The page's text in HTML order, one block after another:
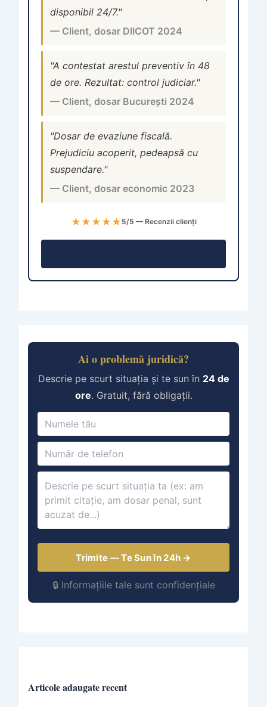
disponibil 24/7."
— Client, dosar DIICOT 2024
"A contestat arestul preventiv în 48
de ore. Rezultat: control judiciar."
— Client, dosar București 2024
"Dosar de evaziune fiscală.
Prejudiciu acoperit, pedeapsă cu
suspendare."
— Client, dosar economic 2023
★★★★★ 5/5 — Recenzii clienți
Ai o problemă juridică?
Descrie pe scurt situația și te sun în 24 de
ore. Gratuit, fără obligații.
Trimite — Te Sun în 24h →
🔒 Informațiile tale sunt confidențiale
Articole adaugate recent